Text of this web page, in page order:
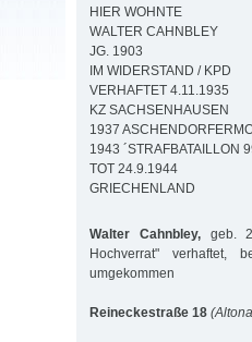
HIER WOHNTE
WALTER CAHNBLEY
JG. 1903
IM WIDERSTAND / KPD
VERHAFTET 4.11.1935
KZ SACHSENHAUSEN
1937
1943 ´STRAFBATAILLON
TOT 24.9.1944
GRIECHENLAND
Walter Cahnbley,geb.
Hochverrat" verhaftet,
umgekommen
Reineckestraße 18